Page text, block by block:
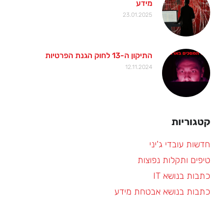
מידע
23.01.2025
התיקון ה-13 לחוק הגנת הפרטיות
12.11.2024
קטגוריות
חדשות עובדי ג'יני
טיפים ותקלות נפוצות
כתבות בנושא IT
כתבות בנושא אבטחת מידע